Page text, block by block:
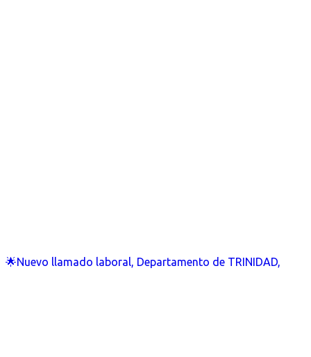
🌟Nuevo llamado laboral, Departamento de TRINIDAD,